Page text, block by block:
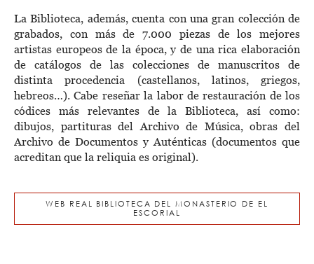
La Biblioteca, además, cuenta con una gran colección de
grabados, con más de 7.000 piezas de los mejores
artistas europeos de la época, y de una rica elaboración
de catálogos de las colecciones de manuscritos de
distinta procedencia (castellanos, latinos, griegos,
hebreos…). Cabe reseñar la labor de restauración de los
códices más relevantes de la Biblioteca, así como:
dibujos, partituras del Archivo de Música, obras del
Archivo de Documentos y Auténticas (documentos que
acreditan que la reliquia es original).
WEB REAL BIBLIOTECA DEL MONASTERIO DE EL
ESCORIAL